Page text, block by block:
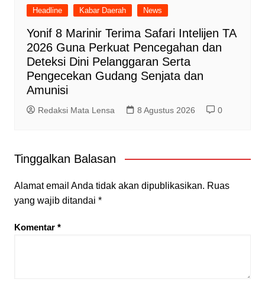
Headline Kabar Daerah News
Yonif 8 Marinir Terima Safari Intelijen TA
2026 Guna Perkuat Pencegahan dan
Deteksi Dini Pelanggaran Serta
Pengecekan Gudang Senjata dan
Amunisi
Redaksi Mata Lensa 8 Agustus 2026 0
Tinggalkan Balasan
Alamat email Anda tidak akan dipublikasikan. Ruas
yang wajib ditandai *
Komentar *